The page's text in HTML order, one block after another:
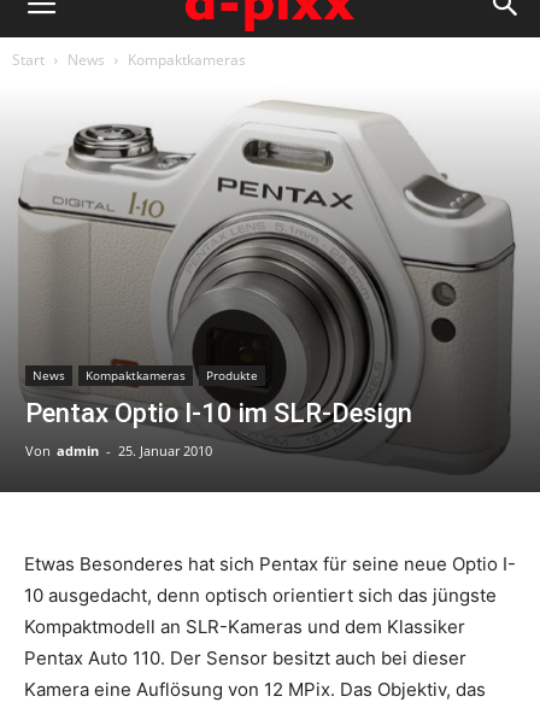
Start News Kompaktkameras
News Kompaktkameras Produkte
Pentax Optio I-10 im SLR-Design
Von admin - 25. Januar 2010
Etwas Besonderes hat sich Pentax für seine neue Optio I-
10 ausgedacht, denn optisch orientiert sich das jüngste
Kompaktmodell an SLR-Kameras und dem Klassiker
Pentax Auto 110. Der Sensor besitzt auch bei dieser
Kamera eine Auflösung von 12 MPix. Das Objektiv, das